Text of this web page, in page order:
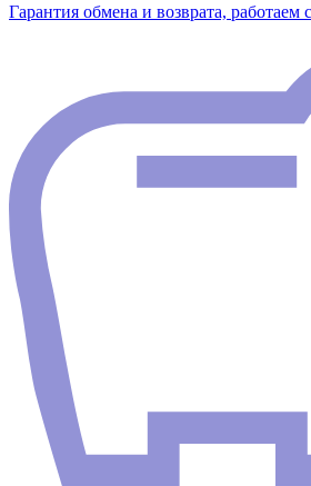
Гарантия обмена и возврата, работаем